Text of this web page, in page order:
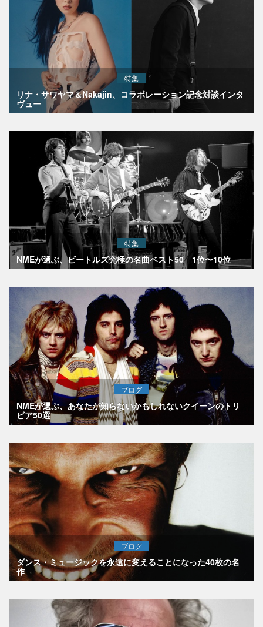
特集
リナ・サワヤマ＆Nakajin、コラボレーション記念対談インタ
ヴュー
特集
NMEが選ぶ、ビートルズ究極の名曲ベスト50 1位〜10位
ブログ
NMEが選ぶ、あなたが知らないかもしれないクイーンのトリ
ビア50選
ブログ
ダンス・ミュージックを永遠に変えることになった40枚の名
作